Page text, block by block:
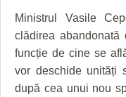
ALTE SPORTURI
ETICA
ZÂMBETE AMARE
TIMP LIBER
CULTURA
ECONOMIC
MAI MULTE
Ministrul Vasile
clădirea
funcție de cine se
vor deschide unități
după cea unui nou